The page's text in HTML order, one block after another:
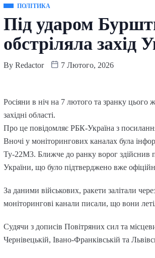
ПОЛІТИКА
Під ударом
обстріляла захід
By Redactor 7 Лютого, 2026
Росіяни в ніч на 7 лютого та зранку
західні області.
Про це повідомляє РБК-Україна з
Вночі у моніторингових каналах була
Ту-22М3. Ближче до ранку ворог здійснив
України, що було підтверджено вже
За даними військових, ракети залітали
моніторингові канали писали, що вони
Судячи з дописів Повітряних сил та
Чернівецькій, Івано-Франківській та